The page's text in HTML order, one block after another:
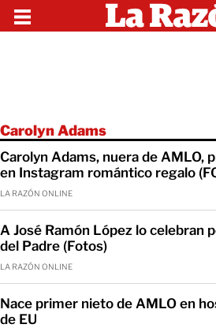
Carolyn Adams
Carolyn Adams, nuera de AMLO,
en Instagram romántico regalo
LA RAZÓN ONLINE
A José Ramón López lo celebran
del Padre (Fotos)
LA RAZÓN ONLINE
Nace primer nieto de AMLO en
de EU